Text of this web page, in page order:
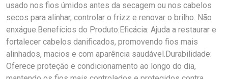
usado nos fios úmidos antes da secagem ou nos cabelos
secos para alinhar, controlar o frizz e renovar o brilho. Não
enxágue.Benefícios do Produto:Eficácia: Ajuda a restaurar e
fortalecer cabelos danificados, promovendo fios mais
alinhados, macios e com aparência saudável.Durabilidade:
Oferece proteção e condicionamento ao longo do dia,